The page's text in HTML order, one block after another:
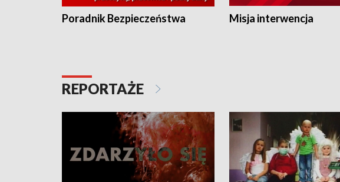
Poradnik Bezpieczeństwa Misja interwencja
REPORTAŻE